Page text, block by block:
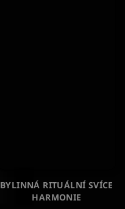
BYLINNÁ RITUÁLNÍ SVÍCE
HARMONIE